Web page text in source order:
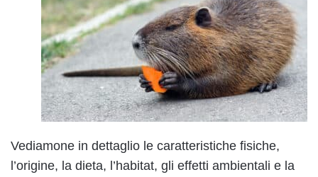
Vediamone in dettaglio le caratteristiche fisiche,
l’origine, la dieta, l’habitat, gli effetti ambientali e la